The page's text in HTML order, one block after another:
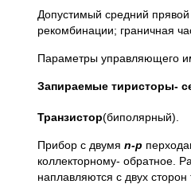
Допустимый средний прявой
рекомбинации; граничная
Параметры управляющего
Запираемые тиристоры-
Транзистор(биполярный).
Прибор с двумя n-p
коллекторному- обратное.
наплавляются с двух